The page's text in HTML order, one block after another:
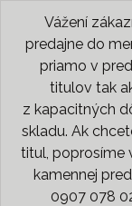
Vážení
predajne do
priamo v
titulov tak
z kapacitných
skladu. Ak
titul, poprosíme
kamennej
0907 078